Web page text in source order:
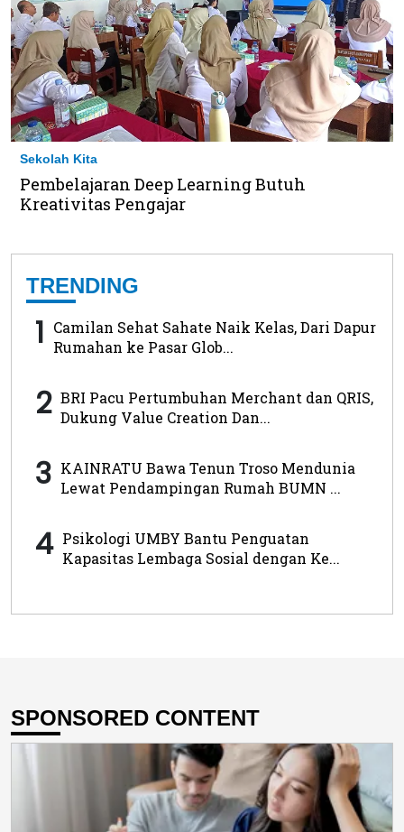
Sekolah Kita
Pembelajaran Deep Learning Butuh
Kreativitas Pengajar
TRENDING
1 Camilan Sehat Sahate Naik Kelas, Dari Dapur
Rumahan ke Pasar Glob...
2 BRI Pacu Pertumbuhan Merchant dan QRIS,
Dukung Value Creation Dan...
3 KAINRATU Bawa Tenun Troso Mendunia
Lewat Pendampingan Rumah BUMN ...
4 Psikologi UMBY Bantu Penguatan
Kapasitas Lembaga Sosial dengan Ke...
SPONSORED CONTENT